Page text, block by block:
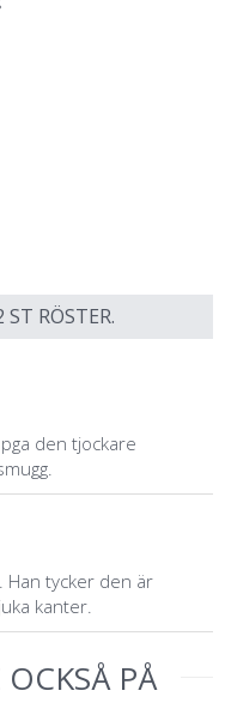
ST RÖSTER.
den tjockare
Han tycker den är
kanter.
PÅ